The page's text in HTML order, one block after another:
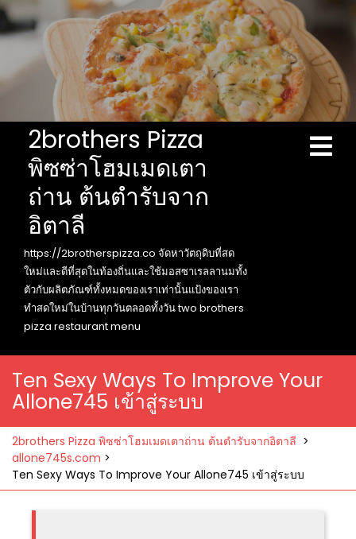
Skip
to
content
2brothers Pizza
พิซซ่าโฮมเมดเตา
ถ่าน ต้นตำรับจาก
อิตาลี
https://2brotherspizza.co จัดหาวัตถุดิบที่สด
ใหม่และดีที่สุดในท้องถิ่นและใช้มอสซาเรลลานมทั้ง
ตัวกับผลิตภัณฑ์ทั้งหมดของเราเท่านั้นแป้งของเรา
ทำสดใหม่ในบ้านทุกวันตลอดทั้งวัน two brothers
pizza restaurant menu
Ten Sexy Ways To Improve Your
Allone745 เข้าสู่ระบบ
2brothers Pizza พิซซ่าโฮมเมดเตาถ่าน ต้นตำรับจากอิตาลี >
allone745s.com >
Ten Sexy Ways To Improve Your Allone745 เข้าสู่ระบบ